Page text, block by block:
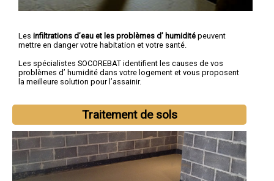
Les infiltrations d’eau et les problèmes d’ humidité peuvent
mettre en danger votre habitation et votre santé.
Les spécialistes SOCOREBAT identifient les causes de vos
problèmes d’ humidité dans votre logement et vous proposent
la meilleure solution pour l’assainir.
Traitement de sols